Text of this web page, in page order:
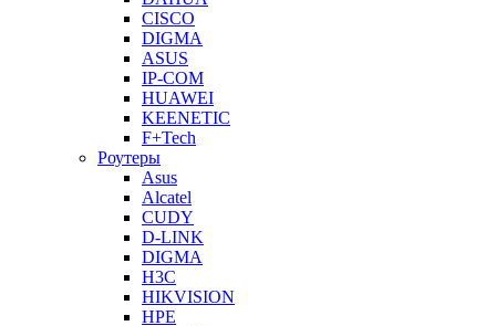
CISCO
DIGMA
ASUS
IP-COM
HUAWEI
KEENETIC
F+Tech
Роутеры
Asus
Alcatel
CUDY
D-LINK
DIGMA
H3C
HIKVISION
HPE